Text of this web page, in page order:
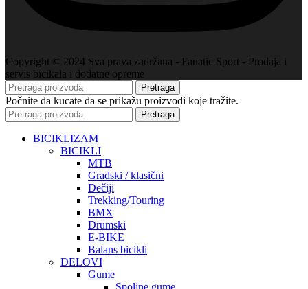
Copyright © 2024 Sva prava zadržana - Fanatic Sport - Prodaja i
servis bicikala i dodatne opreme
Pretraga
Počnite da kucate da se prikažu proizvodi koje tražite.
Pretraga
BICIKLIZAM
BICIKLI
MTB
Gradski / klasični
Dečiji
Trekking/Touring
BMX
Drumski
E-BIKE
Balans bicikli
DELOVI
Gume
Spoljne gume